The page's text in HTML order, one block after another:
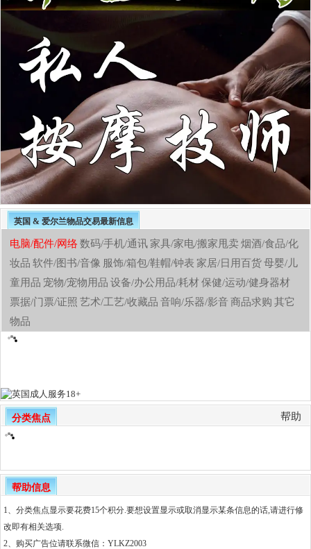
英国 & 爱尔兰物品交易最新信息
电脑/配件/网络 数码/手机/通讯 家具/家电/搬家甩卖烟酒/食品/化
妆品 软件/图书/音像 服饰/箱包/鞋帽/钟表 家居/日用百货母婴/儿
童用品 宠物/宠物用品 设备/办公用品/耗材保健/运动/健身器材
票据/门票/证照 艺术/工艺/收藏品 音响/乐器/影音 商品求购 其它
物品
分类焦点 帮助
帮助信息
1、分类焦点显示要花费15个积分.要想设置显示或取消显示某条信息的话,请进行修
改即有相关选项.
2、 购买广告位请联系微信：YLKZ2003